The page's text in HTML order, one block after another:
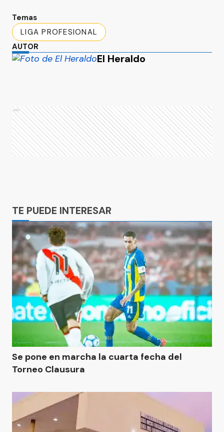
Temas
LIGA PROFESIONAL
AUTOR
El Heraldo
Ads
TE PUEDE INTERESAR
Se pone en marcha la cuarta fecha del
Torneo Clausura